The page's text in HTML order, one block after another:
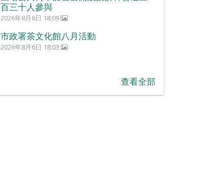
百三十人參與
2026年8月6日 18:09
市政署茶文化館八月活動
2026年8月6日 18:03
查看全部